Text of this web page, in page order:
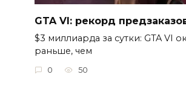
GTA VI: рекорд
$3 миллиарда за сутки: GTA VI
раньше, чем
0 50